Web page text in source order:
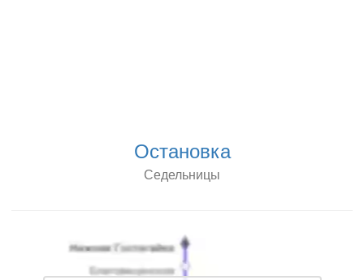
Остановка
Седельницы